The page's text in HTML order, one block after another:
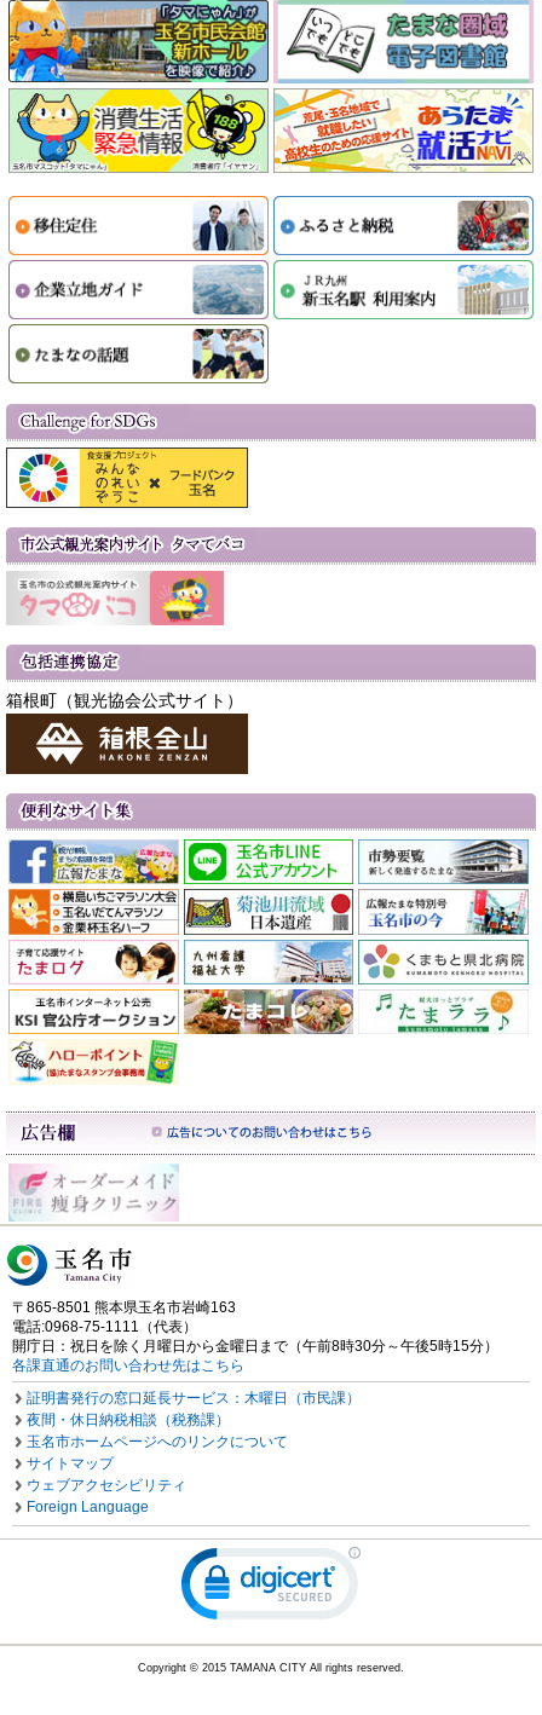
箱根町（観光協会公式サイト）
〒865-8501 熊本県玉名市岩崎163
電話:0968-75-1111（代表）
開庁日：祝日を除く月曜日から金曜日まで（午前8時30分～午後5時15分）
各課直通のお問い合わせ先はこちら
証明書発行の窓口延長サービス：木曜日（市民課）
夜間・休日納税相談（税務課）
玉名市ホームページへのリンクについて
サイトマップ
ウェブアクセシビリティ
Foreign Language
Copyright © 2015 TAMANA CITY All rights reserved.